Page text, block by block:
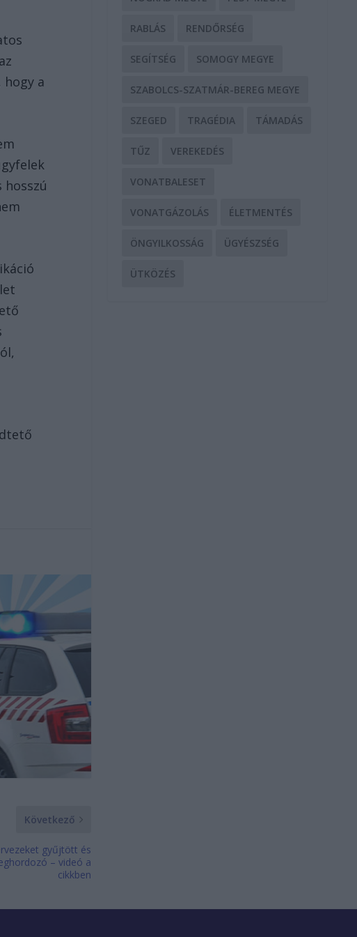
a
Következő
gyűjtött és
– videó a
cikkben
RABLÁS RENDŐRSÉG
SEGÍTSÉG SOMOGY MEGYE
SZABOLCS-SZATMÁR-BEREG MEGYE
SZEGED TRAGÉDIA TÁMADÁS
TŰZ VEREKEDÉS
VONATBALESET
VONATGÁZOLÁS ÉLETMENTÉS
ÖNGYILKOSSÁG ÜGYÉSZSÉG
ÜTKÖZÉS